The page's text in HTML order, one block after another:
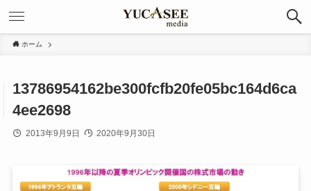
ホーム
13786954162be300fcfb20fe05bc164d6ca
4ee2698
2013年9月9日 2020年9月30日